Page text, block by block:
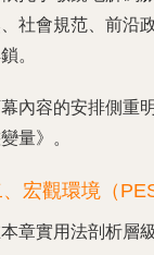
社會規范、前沿
。
內容的安排側重
量》。
宏觀環境（
章實用法剖析層